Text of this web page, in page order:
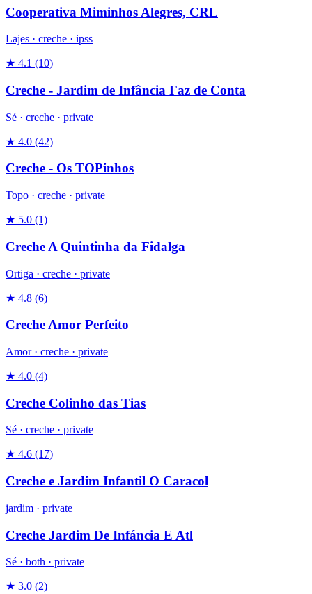
Cooperativa Miminhos Alegres, CRL
Lajes · creche · ipss
★ 4.1 (10)
Creche - Jardim de Infância Faz de Conta
Sé · creche · private
★ 4.0 (42)
Creche - Os TOPinhos
Topo · creche · private
★ 5.0 (1)
Creche A Quintinha da Fidalga
Ortiga · creche · private
★ 4.8 (6)
Creche Amor Perfeito
Amor · creche · private
★ 4.0 (4)
Creche Colinho das Tias
Sé · creche · private
★ 4.6 (17)
Creche e Jardim Infantil O Caracol
jardim · private
Creche Jardim De Infáncia E Atl
Sé · both · private
★ 3.0 (2)